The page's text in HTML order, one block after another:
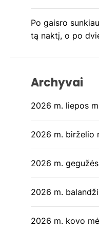
Po gaisro
tą naktį, o po
Archyvai
2026 m. liepos
2026 m. birželio
2026 m.
2026 m.
2026 m. kovo